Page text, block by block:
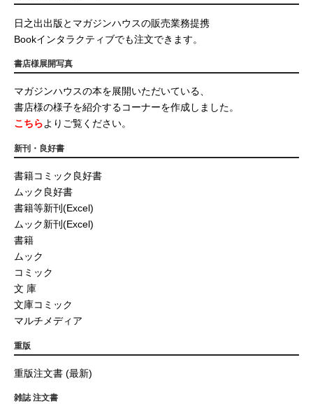
日之出出版とマガジンハウスの販売業務提携
Bookインタラクティブでも注文できます。
書店様展開写真
マガジンハウスの本を展開いただいている、
書店様の様子を紹介するコーナーを作成しました。
こちらよりご覧ください。
新刊・良好書
書籍コミック良好書
ムック良好書
書籍等新刊(Excel)
ムック新刊(Excel)
書籍
ムック
コミック
文 庫
文庫コミック
マルチメディア
重版
重版注文書 (最新)
雑誌 注文書